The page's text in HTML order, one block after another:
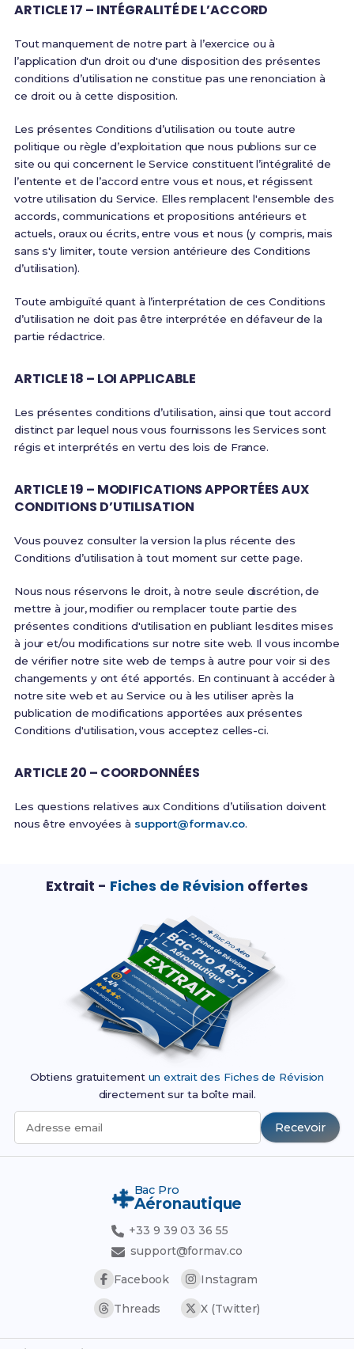
ARTICLE 17 – INTÉGRALITÉ DE L’ACCORD
Tout manquement de notre part à l’exercice ou à
l’application d'un droit ou d'une disposition des présentes
conditions d’utilisation ne constitue pas une renonciation à
ce droit ou à cette disposition.
Les présentes Conditions d’utilisation ou toute autre
politique ou règle d’exploitation que nous publions sur ce
site ou qui concernent le Service constituent l’intégralité de
l’entente et de l’accord entre vous et nous, et régissent
votre utilisation du Service. Elles remplacent l'ensemble des
accords, communications et propositions antérieurs et
actuels, oraux ou écrits, entre vous et nous (y compris, mais
sans s'y limiter, toute version antérieure des Conditions
d’utilisation).
Toute ambiguïté quant à l’interprétation de ces Conditions
d’utilisation ne doit pas être interprétée en défaveur de la
partie rédactrice.
ARTICLE 18 – LOI APPLICABLE
Les présentes conditions d’utilisation, ainsi que tout accord
distinct par lequel nous vous fournissons les Services sont
régis et interprétés en vertu des lois de France.
ARTICLE 19 – MODIFICATIONS APPORTÉES AUX
CONDITIONS D’UTILISATION
Vous pouvez consulter la version la plus récente des
Conditions d’utilisation à tout moment sur cette page.
Nous nous réservons le droit, à notre seule discrétion, de
mettre à jour, modifier ou remplacer toute partie des
présentes conditions d'utilisation en publiant lesdites mises
à jour et/ou modifications sur notre site web. Il vous incombe
de vérifier notre site web de temps à autre pour voir si des
changements y ont été apportés. En continuant à accéder à
notre site web et au Service ou à les utiliser après la
publication de modifications apportées aux présentes
Conditions d'utilisation, vous acceptez celles-ci.
ARTICLE 20 – COORDONNÉES
Les questions relatives aux Conditions d’utilisation doivent
nous être envoyées à support@formav.co.
Extrait - Fiches de Révision offertes
Obtiens gratuitement un extrait des Fiches de Révision
directement sur ta boîte mail.
Adresse email Recevoir
Bac Pro
Aéronautique
+33 9 39 03 36 55
support@formav.co
Facebook
Instagram
Threads X (Twitter)